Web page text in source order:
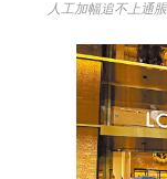
人工加幅追不上通